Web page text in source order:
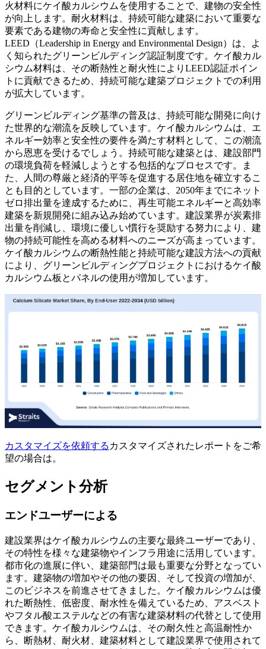
火材料にケイ酸カルシウムを使用することで、建物の安全性
が向上します。耐火材料は、持続可能な建築において重要な
要素である建物の寿命と安全性に貢献します。
LEED（Leadership in Energy and Environmental Design）は、よ
く知られたグリーンビルディング認証制度です。ケイ酸カル
シウム材料は、その断熱性と耐火性によりLEED認証ポイン
トに貢献できるため、持続可能な建築プロジェクトでの利用
が拡大しています。
グリーンビルディング基準の普及は、持続可能な開発に向け
た世界的な潮流を反映しています。ケイ酸カルシウムは、エ
ネルギー効率と安全性の要件を満たす材料として、この潮流
から恩恵を受けるでしょう。持続可能な建築とは、建設部門
の環境負荷を軽減しようとする包括的なプロセスです。ま
た、人間の尊厳と経済的平等を促進する居住地を確立するこ
とも目的としています。一部の企業は、2050年までにネット
ゼロ排出量を達成するために、再生可能エネルギーと高効率
建築を新規開発に組み込み始めています。建設業界が炭素排
出量を削減し、環境に優しい慣行を奨励する努力により、建
物の持続可能性を高める材料へのニーズが高まっています。
ケイ酸カルシウムの断熱性能と持続可能な建設方法への貢献
により、グリーンビルディングプロジェクトにおけるケイ酸
カルシウム板とパネルの使用が増加しています。
カスタマイズを依頼する カスタマイズされたレポートをご希
望の場合は。
セグメント分析
エンドユーザーによる
建設業界はケイ酸カルシウムの主要な最終ユーザーであり、
その特性を様々な建築物やインフラ用途に活用しています。
都市化の進展に伴い、建築部門は最も重要な分野となってい
ます。建築物の増加やその他の要因、そして投資の増加が、
このビジネスを前進させてきました。ケイ酸カルシウムは優
れた断熱性、低密度、耐水性を備えているため、アスベスト
やフタル酸エステルなどの有害な建築材料の代替として使用
できます。ケイ酸カルシウムは、その耐久性と高温耐性か
ら、断熱材、耐火材、建築材料として建設業界で使用されて